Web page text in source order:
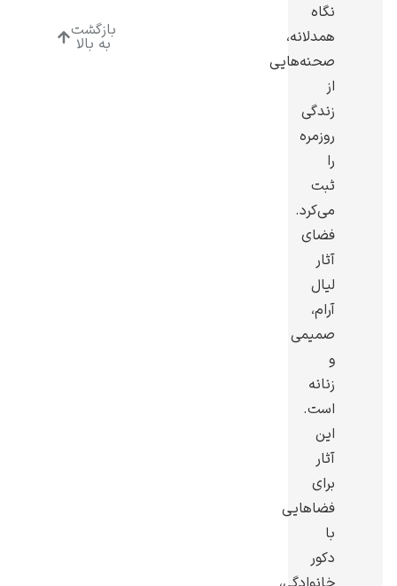
نگاه
همدلانه،
صحنه‌هایی
از
زندگی
روزمره
را
ثبت
می‌کرد.
فضای
آثار
لیال
آرام،
صمیمی
و
زنانه
است.
این
آثار
برای
فضاهایی
با
دکور
بازگشت
به بالا